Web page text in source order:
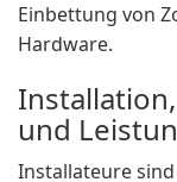
Einbettung von
Hardware.
und
Installateure